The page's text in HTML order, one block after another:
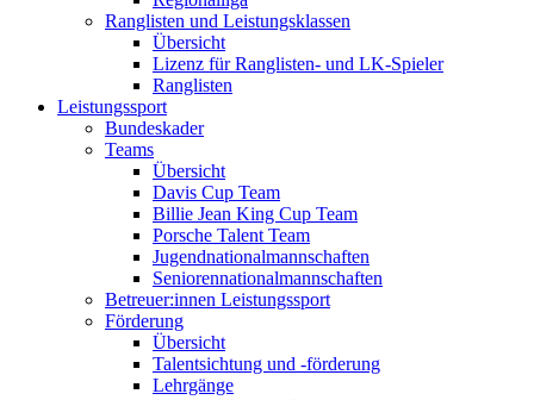
Ranglisten und Leistungsklassen
Übersicht
Lizenz für Ranglisten- und LK-Spieler
Ranglisten
Leistungssport
Bundeskader
Teams
Übersicht
Davis Cup Team
Billie Jean King Cup Team
Porsche Talent Team
Jugendnationalmannschaften
Seniorennationalmannschaften
Betreuer:innen Leistungssport
Förderung
Übersicht
Talentsichtung und -förderung
Lehrgänge